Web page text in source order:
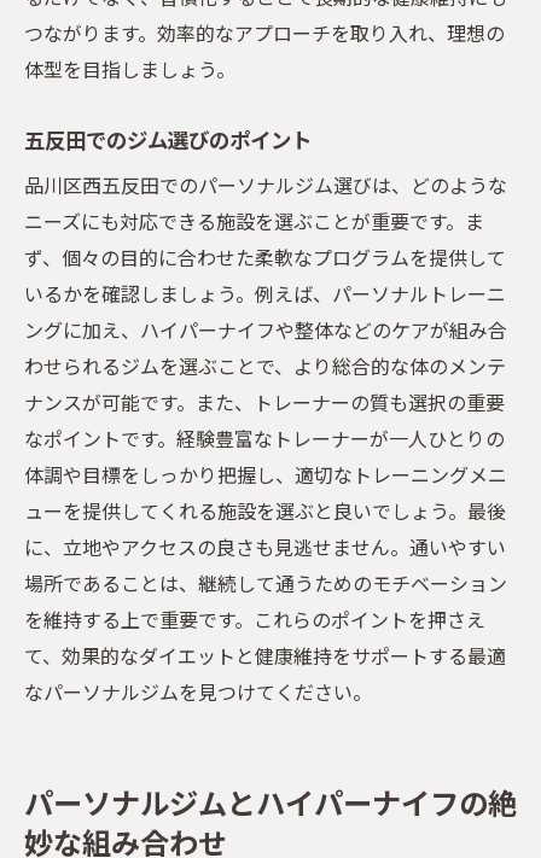
つながります。効率的なアプローチを取り入れ、理想の
体型を目指しましょう。
五反田でのジム選びのポイント
品川区西五反田でのパーソナルジム選びは、どのような
ニーズにも対応できる施設を選ぶことが重要です。ま
ず、個々の目的に合わせた柔軟なプログラムを提供して
いるかを確認しましょう。例えば、パーソナルトレーニ
ングに加え、ハイパーナイフや整体などのケアが組み合
わせられるジムを選ぶことで、より総合的な体のメンテ
ナンスが可能です。また、トレーナーの質も選択の重要
なポイントです。経験豊富なトレーナーが一人ひとりの
体調や目標をしっかり把握し、適切なトレーニングメニ
ューを提供してくれる施設を選ぶと良いでしょう。最後
に、立地やアクセスの良さも見逃せません。通いやすい
場所であることは、継続して通うためのモチベーション
を維持する上で重要です。これらのポイントを押さえ
て、効果的なダイエットと健康維持をサポートする最適
なパーソナルジムを見つけてください。
パーソナルジムとハイパーナイフの絶
妙な組み合わせ